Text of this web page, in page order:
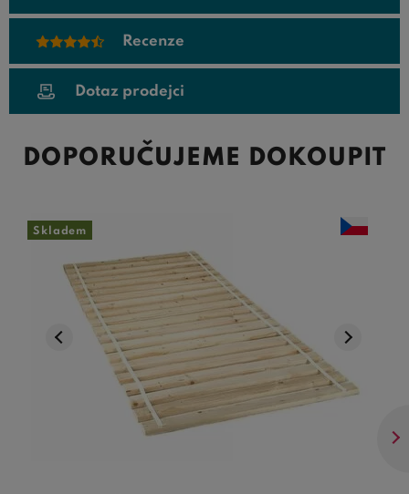
Recenze
Dotaz prodejci
DOPORUČUJEME DOKOUPIT
Skladem